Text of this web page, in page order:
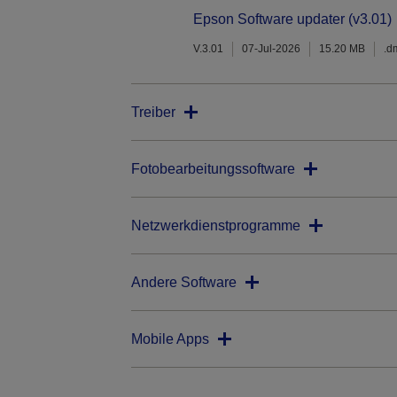
Epson Software updater (v3.01)
V.3.01 07-Jul-2026 15.20 MB
Treiber
Fotobearbeitungssoftware
Netzwerkdienstprogramme
Andere Software
Mobile Apps